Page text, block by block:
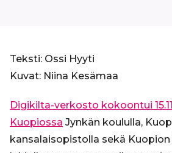
Teksti: Ossi Hyyti
Kuvat: Niina Kesämaa
Digikilta-verkosto kokoontui
Kuopiossa Jynkän koululla,
kansalaisopistolla sekä Kuopion